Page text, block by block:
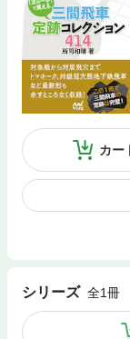
カー
シリーズ 全1冊